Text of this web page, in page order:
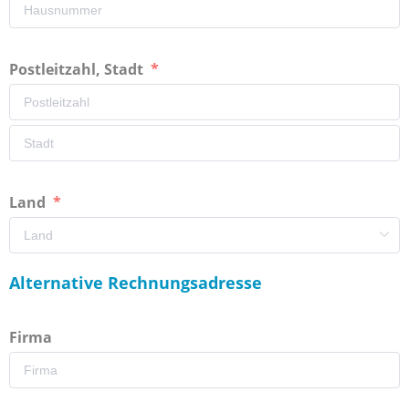
Postleitzahl, Stadt
Land
Alternative Rechnungsadresse
Firma